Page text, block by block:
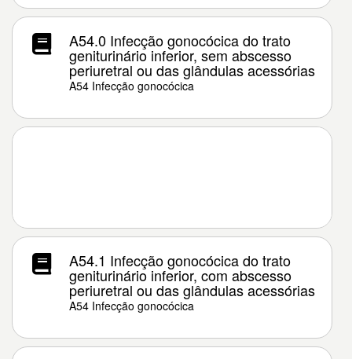
A54.0 Infecção gonocócica do trato
geniturinário inferior, sem abscesso
periuretral ou das glândulas acessórias
A54 Infecção gonocócica
A54.1 Infecção gonocócica do trato
geniturinário inferior, com abscesso
periuretral ou das glândulas acessórias
A54 Infecção gonocócica